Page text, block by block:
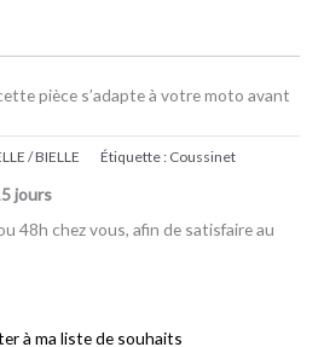
pièce s’adapte à votre moto avant
/ BIELLE Étiquette : Coussinet
jours
48h chez vous, afin de satisfaire au
à ma liste de souhaits